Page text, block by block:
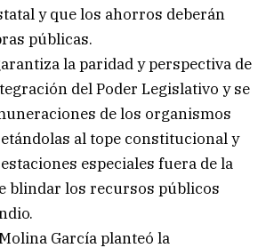
y que los ahorros deberán
públicas.
la paridad y perspectiva de
del Poder Legislativo y se
de los organismos
al tope constitucional y
especiales fuera de la
blindar los recursos públicos
García planteó la